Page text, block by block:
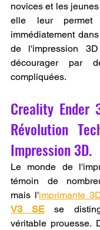
novices et les
elle leur
immédiatement
de l'impression
décourager par
compliquées.
Creality Ender
Révolution
Impression 3D.
Le monde de
témoin de
mais l'imprimante
V3 SE se
véritable prouesse.